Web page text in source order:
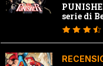
serie di